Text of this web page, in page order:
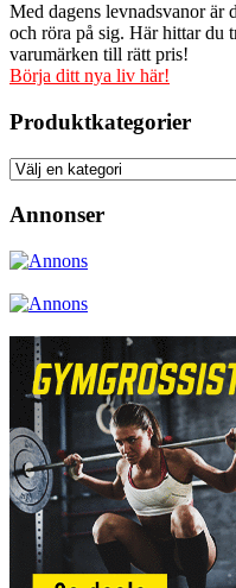
Med dagens levnadsvanor är
och röra på sig. Här hittar du
varumärken till rätt pris!
Börja ditt nya liv här!
Produktkategorier
Annonser